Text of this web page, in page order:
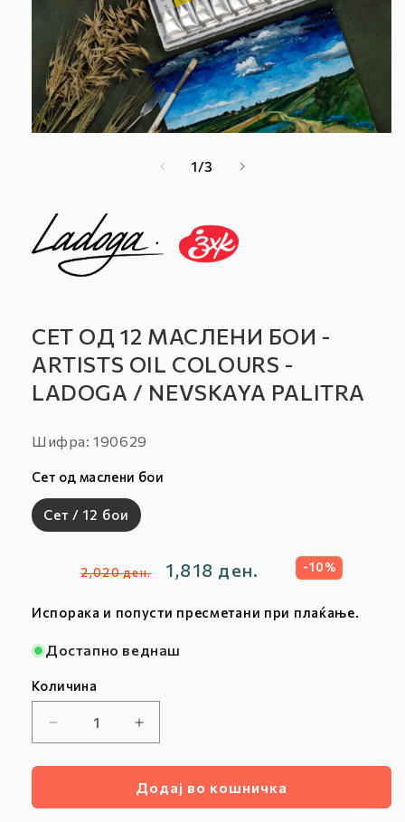
1/од
3
СЕТ ОД 12 МАСЛЕНИ БОИ -
ARTISTS OIL COLOURS -
LADOGA / NEVSKAYA PALITRA
Шифра:
Шифра: 190629
Сет од маслени бои
Сет / 12 бои
Редовна
2,020 ден.
Продажна
1,818 ден. -10%
Испорака и попусти пресметани при плаќање.
Достапно веднаш
Количина
Намалете
количината
СЕТ
Зголемете
количината
за
СЕТ
Додај во кошничка